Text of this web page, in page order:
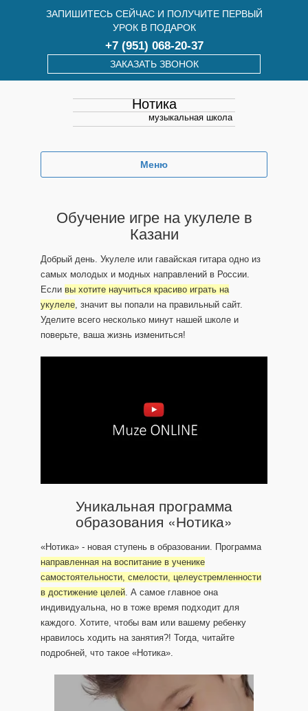
ЗАПИШИТЕСЬ СЕЙЧАС И ПОЛУЧИТЕ ПЕРВЫЙ
УРОК В ПОДАРОК
+7 (951) 068-20-37
ЗАКАЗАТЬ ЗВОНОК
Нотика
музыкальная школа
Меню
Обучение игре на укулеле в
Казани
Добрый день. Укулеле или гавайская гитара одно из
самых молодых и модных направлений в России.
Если вы хотите научиться красиво играть на
укулеле, значит вы попали на правильный сайт.
Уделите всего несколько минут нашей школе и
поверьте, ваша жизнь измениться!
Уникальная программа
образования «Нотика»
«Нотика» - новая ступень в образовании. Программа
направленная на воспитание в ученике
самостоятельности, смелости, целеустремленности
в достижение целей. А самое главное она
индивидуальна, но в тоже время подходит для
каждого. Хотите, чтобы вам или вашему ребенку
нравилось ходить на занятия?! Тогда, читайте
подробней, что такое «Нотика».